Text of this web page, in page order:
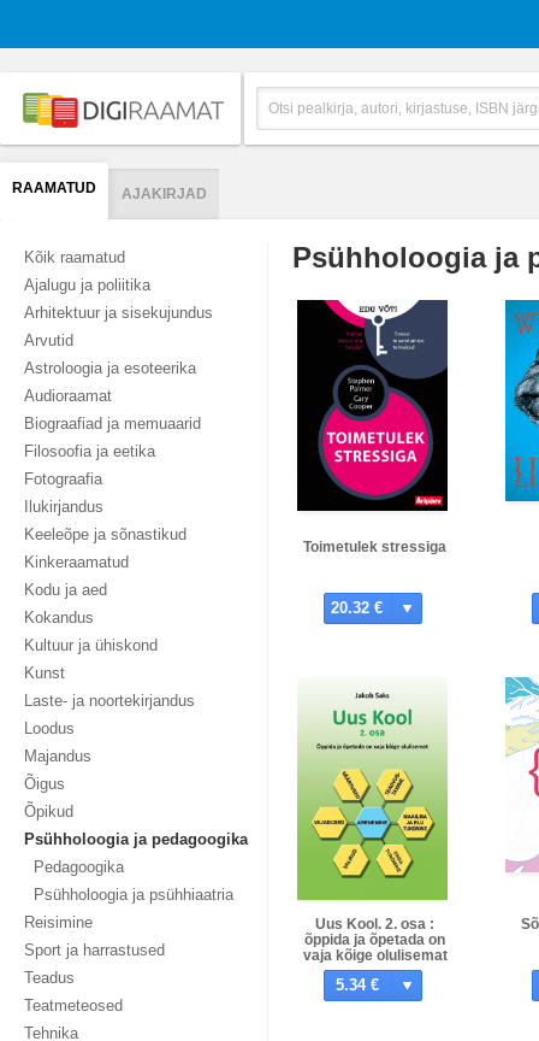
RAAMATUD AJAKIRJAD
Kõik raamatud
Ajalugu ja poliitika
Arhitektuur ja sisekujundus
Arvutid
Astroloogia ja esoteerika
Audioraamat
Biograafiad ja memuaarid
Filosoofia ja eetika
Fotograafia
Ilukirjandus
Keeleõpe ja sõnastikud
Kinkeraamatud
Kodu ja aed
Kokandus
Kultuur ja ühiskond
Kunst
Laste- ja noortekirjandus
Loodus
Majandus
Õigus
Õpikud
Psühholoogia ja pedagoogika
Pedagoogika
Psühholoogia ja psühhiaatria
Reisimine
Sport ja harrastused
Teadus
Teatmeteosed
Tehnika
Psühholoogia ja
Toimetulek stressiga
20.32 €
Uus Kool. 2. osa :
õppida ja õpetada on
vaja kõige olulisemat
5.34 €